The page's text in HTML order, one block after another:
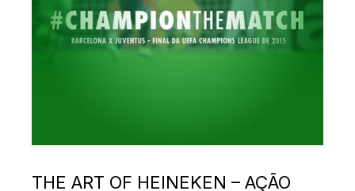
THE ART OF HEINEKEN – AÇÃO